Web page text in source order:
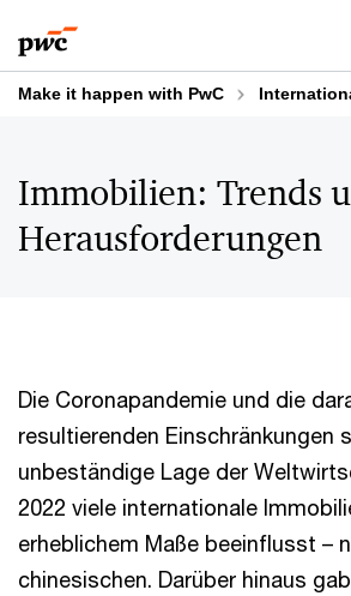
to
content
to
footer
Make it happen with PwC
Immobilien: Trends
Herausforderungen
Die Coronapandemie und die
resultierenden Einschränkungen
unbeständige Lage der
2022 viele internationale
erheblichem Maße beeinflusst –
chinesischen. Darüber hinaus